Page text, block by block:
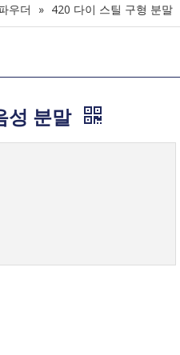
우더 » 420 다이 스틸 구형 분말
성 분말